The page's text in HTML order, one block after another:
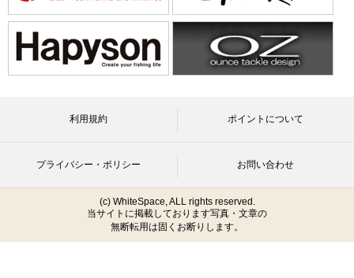
利用規約 ポイントについて
プライバシー・ポリシー お問い合わせ
(c) WhiteSpace, ALL rights reserved.
当サイトに掲載しております写真・文章の
無断転用は固くお断りします。